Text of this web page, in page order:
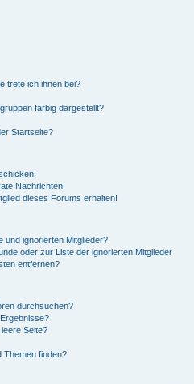
trete ich ihnen bei?
farbig dargestellt?
Startseite?
Nachrichten!
dieses Forums erhalten!
und ignorierten Mitglieder?
oder zur Liste der ignorierten Mitglieder
entfernen?
durchsuchen?
Seite?
Themen finden?